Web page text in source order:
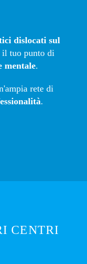
dislocati sul
il tuo punto di
mentale.
rete di
.
CENTRI